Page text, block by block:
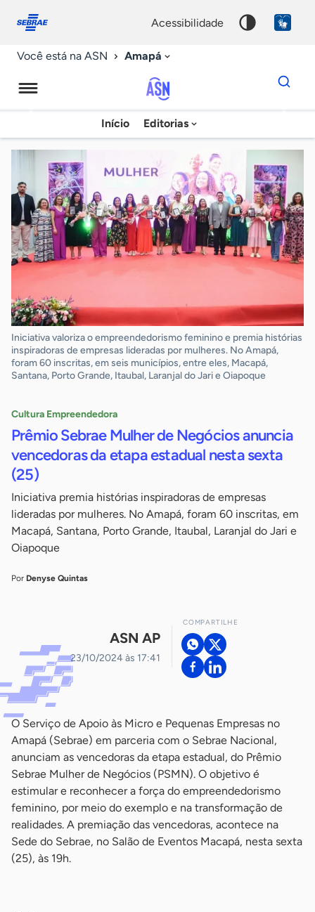
conosco
acessibilidade
Você está na ASN Amapá
Agência
Sebrae
de
Notícias
Início Editorias
Dados
para
chave
Iniciativa valoriza o empreendedorismo feminino e premia histórias
inspiradoras de empresas lideradas por mulheres. No Amapá,
foram 60 inscritas, em seis municípios, entre eles, Macapá,
Santana, Porto Grande, Itaubal, Laranjal do Jari e Oiapoque
Cultura Empreendedora
Prêmio Sebrae Mulher de Negócios anuncia
vencedoras da etapa estadual nesta sexta
(25)
Iniciativa premia histórias inspiradoras de empresas
lideradas por mulheres. No Amapá, foram 60 inscritas, em
Macapá, Santana, Porto Grande, Itaubal, Laranjal do Jari e
Oiapoque
Por Denyse Quintas
ASN AP
23/10/2024 às 17:41
COMPARTILHE
O Serviço de Apoio às Micro e Pequenas Empresas no
Amapá (Sebrae) em parceria com o Sebrae Nacional,
anunciam as vencedoras da etapa estadual, do Prêmio
Sebrae Mulher de Negócios (PSMN). O objetivo é
estimular e reconhecer a força do empreendedorismo
feminino, por meio do exemplo e na transformação de
realidades. A premiação das vencedoras, acontece na
Sede do Sebrae, no Salão de Eventos Macapá, nesta sexta
(25), às 19h.